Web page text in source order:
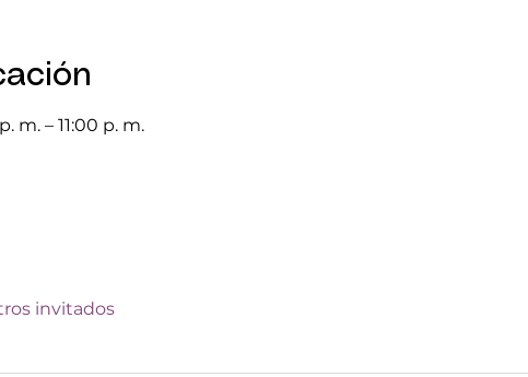
m. – 11:00 p. m.
invitados